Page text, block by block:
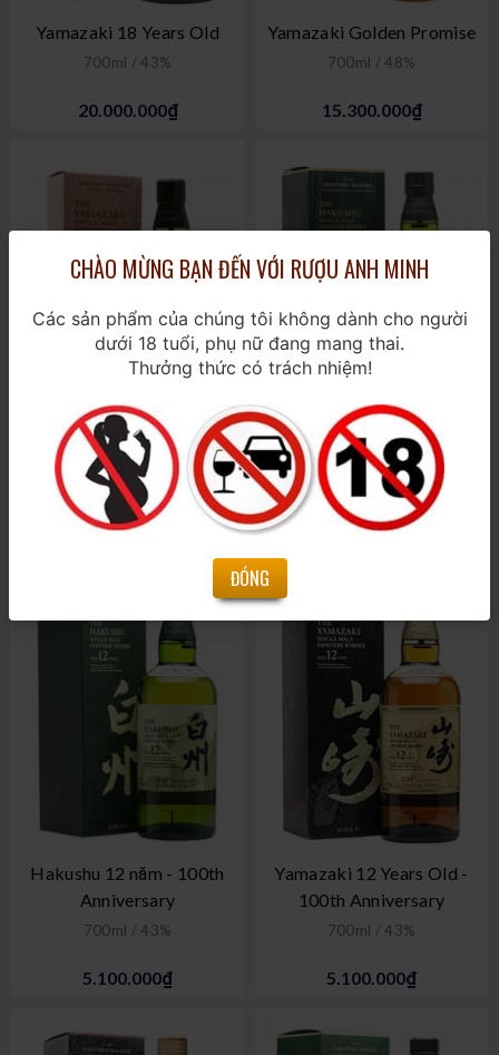
Yamazaki 18 Years Old
700ml / 43%
20.000.000₫
Yamazaki Golden Promise
700ml / 48%
15.300.000₫
Yamazaki Islay Peated
700ml / 48%
15.300.000₫
Hakushu 18 năm
700ml / 43%
13.500.000₫
Hakushu 12 năm - 100th
Anniversary
700ml / 43%
5.100.000₫
Yamazaki 12 Years Old -
100th Anniversary
700ml / 43%
5.100.000₫
CHÀO MỪNG BẠN ĐẾN VỚI RƯỢU ANH MINH
Các sản phẩm của chúng tôi không dành cho người
dưới 18 tuổi, phụ nữ đang mang thai.
Thưởng thức có trách nhiệm!
ĐÓNG